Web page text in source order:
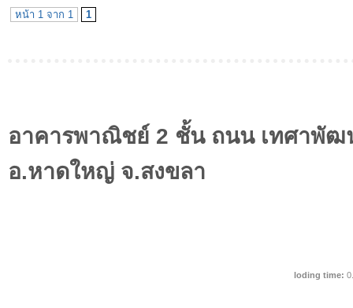
หน้า 1 จาก 1 1
อาคารพาณิชย์ 2 ชั้น ถนน เทศาพั
อ.หาดใหญ่ จ.สงขลา
loding time: